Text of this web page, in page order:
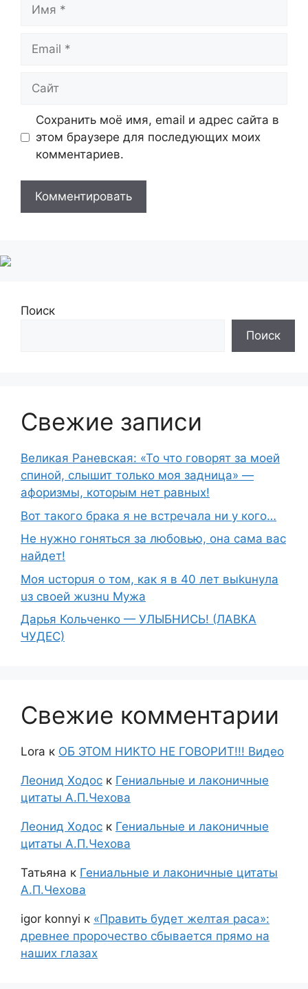
Сохранить моё имя, email и адрес сайта в
этом браузере для последующих моих
комментариев.
Поиск
Поиск
Свежие записи
Великая Раневская: «То что говорят за моей
спиной, слышит только моя задница» —
афоризмы, которым нет равных!
Вот такого брака я не встречала ни у кого…
Не нужно гоняться за любовью, она сама вас
найдет!
Moя ucтopuя о том, как я в 40 лет выkuнyлa
uз свoeй жuзнu Myжа
Дарья Кольченко — УЛЫБНИСЬ! (ЛАВКА
ЧУДЕС)
Свежие комментарии
Lora к ОБ ЭТОМ НИКТО НЕ ГОВОРИТ!!! Видео
Леонид Ходос к Гениальные и лаконичные
цитаты А.П.Чехова
Леонид Ходос к Гениальные и лаконичные
цитаты А.П.Чехова
Татьяна к Гениальные и лаконичные цитаты
А.П.Чехова
igor konnyi к «Править будет желтая раса»:
древнее пророчество сбывается прямо на
наших глазах